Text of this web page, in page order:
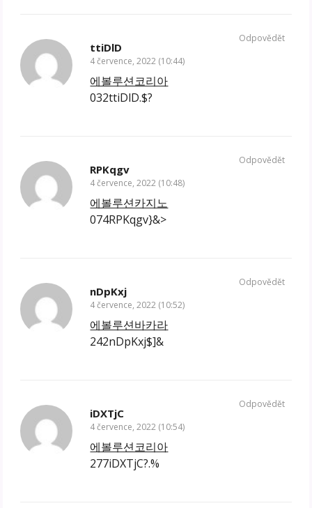
ttiDlD
4 července, 2022 (10:44)
에볼루션코리아
032ttiDlD.$?
Odpovědět
RPKqgv
4 července, 2022 (10:48)
에볼루션카지노
074RPKqgv}&>
Odpovědět
nDpKxj
4 července, 2022 (10:52)
에볼루션바카라
242nDpKxj$]&
Odpovědět
iDXTjC
4 července, 2022 (10:54)
에볼루션코리아
277iDXTjC?.%
Odpovědět